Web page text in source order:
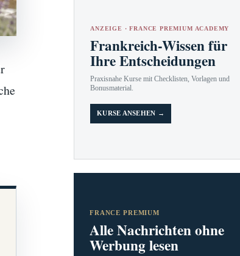
ANZEIGE · FRANCE PREMIUM ACADEMY
Frankreich-Wissen für
Ihre Entscheidungen
Praxisnahe Kurse mit Checklisten, Vorlagen und
Bonusmaterial.
KURSE ANSEHEN →
FRANCE PREMIUM
Alle Nachrichten ohne
Werbung lesen